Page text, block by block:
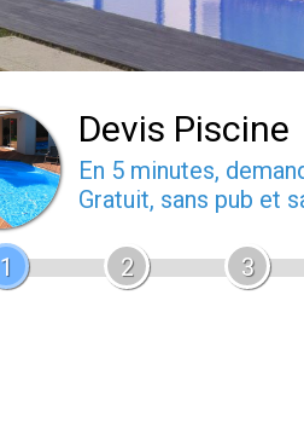
Devis Piscine
En 5 minutes,
Gratuit, sans pub et
1 2 3